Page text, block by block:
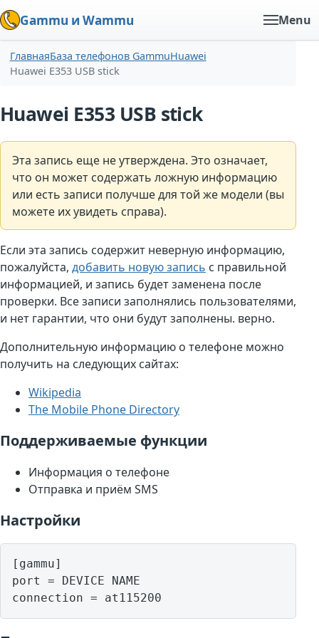
Gammu и Wammu Menu
ГлавнаяБаза телефонов GammuHuawei
Huawei E353 USB stick
Huawei E353 USB stick
Эта запись еще не утверждена. Это означает,
что он может содержать ложную информацию
или есть записи получше для той же модели (вы
можете их увидеть справа).
Если эта запись содержит неверную информацию,
пожалуйста, добавить новую запись с правильной
информацией, и запись будет заменена после
проверки. Все записи заполнялись пользователями,
и нет гарантии, что они будут заполнены. верно.
Дополнительную информацию о телефоне можно
получить на следующих сайтах:
Wikipedia
The Mobile Phone Directory
Поддерживаемые функции
Информация о телефоне
Отправка и приём SMS
Настройки
[gammu]
port = DEVICE NAME